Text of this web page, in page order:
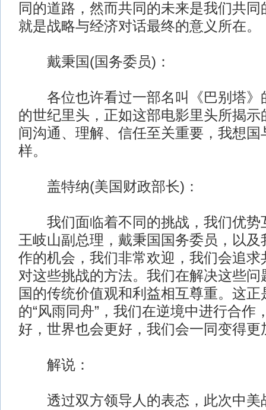
同的道路，然而共同的未来是我们共
就是战略与经济对话最终的意义所在。
戴秉国(国务委员)：
各位也许看过一部名叫《巴别塔》
的世纪里头，正如这部电影里头所揭示
间沟通、理解、信任至关重要，我想国
样。
盖特纳(美国财政部长)：
我们面临着不同的挑战，我们优势
王岐山副总理，戴秉国国务委员，以及
作的机会，我们非常欢迎，我们会追求
对这些挑战的方法。我们在解决这些问
国的传统价值观和利益相互尊重。这正
的“风雨同舟”，我们在逆境中进行合作
好，世界也会更好，我们会一同变得更
解说：
透过双方领导人的表态，此次中美